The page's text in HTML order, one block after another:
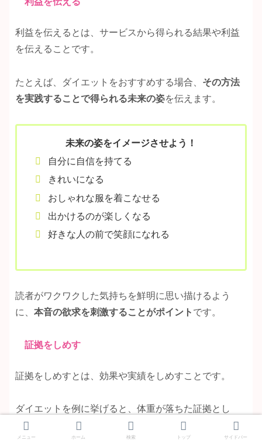
利益を伝えるとは、サービスから得られる結果や利益
を伝えることです。
たとえば、ダイエットをおすすめする場合、 その方法
を実践することで得られる未来の姿を伝えます。
未来の姿をイメージさせよう！
自分に自信を持てる
きれいになる
おしゃれな服を着こなせる
出かけるのが楽しくなる
好きな人の前で笑顔になれる
読者がワクワクした気持ちを鮮明に思い描けるよう
に、 本音の欲求を刺激することがポイント です。
証拠をしめす
証拠をしめすとは、効果や実績をしめすことです。
ダイエットを例に挙げると、体重が落ちた証拠とし
て、ビフォアフターの写真を載せると効果的です。
メニュー ホーム 検索 トップ サイドバー